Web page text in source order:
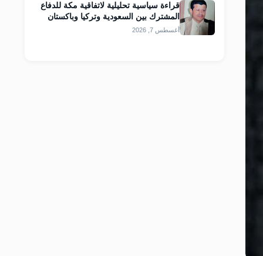
قراءة سياسية تحليلية لاتفاقية مكة للدفاع
المشترك بين السعودية وتركيا وباكستان
أغسطس 7, 2026